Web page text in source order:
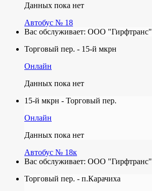
Данных пока нет
Автобус № 18
Вас обслуживает: ООО "Гирфтранс"
Торговый пер. - 15-й мкрн
Онлайн
Данных пока нет
15-й мкрн - Торговый пер.
Онлайн
Данных пока нет
Автобус № 18к
Вас обслуживает: ООО "Гирфтранс"
Торговый пер. - п.Карачиха